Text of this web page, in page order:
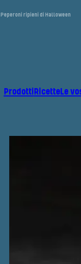
Peperoni ripieni di Halloween
ProdottiRicetteLe